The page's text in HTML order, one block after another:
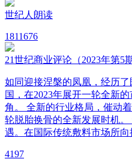
世纪人朗读
1811676
21世纪商业评论（2023年第5
如同迎接涅槃的凤凰，经历
国，在2023年展开一轮全新
角。 全新的行业格局，催动
轮脱胎换骨的全新发展时机
遇。在国际传统敷料市场所向
4197